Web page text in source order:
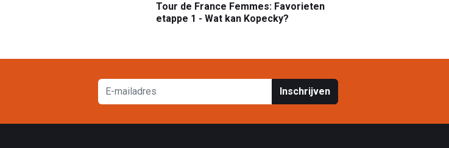
Tour de France Femmes: Favorieten
etappe 1 - Wat kan Kopecky?
Inschrijven